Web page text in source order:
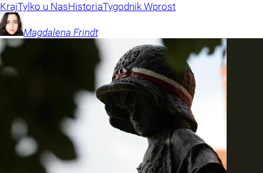
KrajTylko u NasHistoriaTygodnik Wprost
Magdalena Frindt